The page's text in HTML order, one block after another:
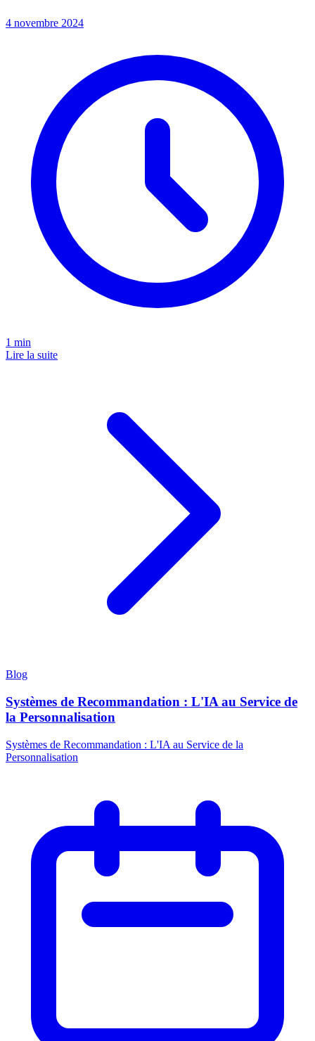
4 novembre 2024
1 min
Lire la suite
Blog
Systèmes de Recommandation : L'IA au Service de
la Personnalisation
Systèmes de Recommandation : L'IA au Service de la
Personnalisation